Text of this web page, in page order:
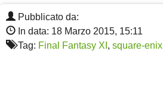
Pubblicato da:
In data: 18 Marzo 2015, 15:11
Tag: Final Fantasy XI , square-enix